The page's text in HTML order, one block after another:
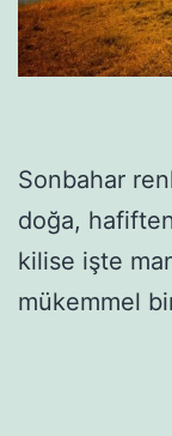
Sonbahar
doğa,
kilise işte
mükemmel